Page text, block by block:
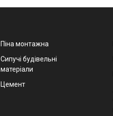
Піна монтажна
Сипучі будівельні
матеріали
Цемент